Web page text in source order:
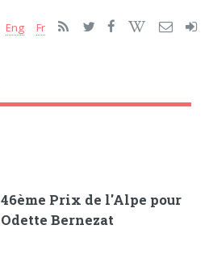
Eng Fr
46ème Prix de l'Alpe pour
Odette Bernezat